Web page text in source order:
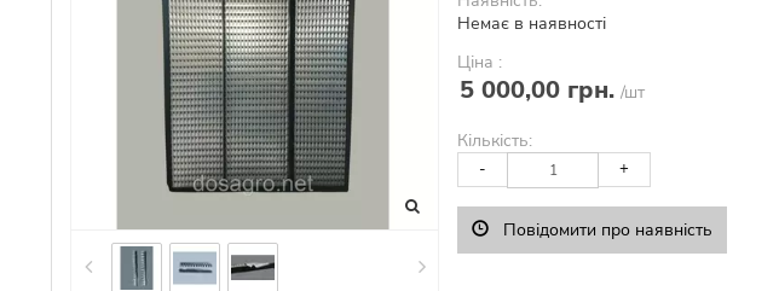
Немає в наявності
Ціна :
5 000,00 грн. /шт
Кількість:
- +
Повідомити про наявність